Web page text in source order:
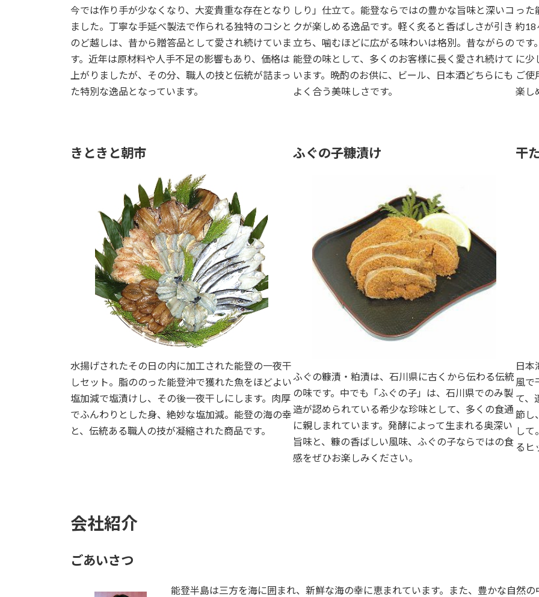
今では作り手が少なくなり、大変貴重な存在となり
ました。丁寧な手延べ製法で作られる独特のコシと
のど越しは、昔から贈答品として愛され続けていま
す。近年は原材料や人手不足の影響もあり、価格は
上がりましたが、その分、職人の技と伝統が詰まっ
た特別な逸品となっています。
しり」仕立て。能登ならではの豊かな旨味と深いコ
クが楽しめる逸品です。軽く炙ると香ばしさが引き
立ち、噛むほどに広がる味わいは格別。昔ながらの
能登の味として、多くのお客様に長く愛され続けて
います。晩酌のお供に、ビール、日本酒どちらにも
よく合う美味しさです。
った
約18
です
に少
ご使
楽し
きときと朝市
水揚げされたその日の内に加工された能登の一夜干
しセット。脂ののった能登沖で獲れた魚をほどよい
塩加減で塩漬けし、その後一夜干しにします。肉厚
でふんわりとした身、絶妙な塩加減。能登の海の幸
と、伝統ある職人の技が凝縮された商品です。
ふぐの子糠漬け
ふぐの糠漬・粕漬は、石川県に古くから伝わる伝統
の味です。中でも「ふぐの子」は、石川県でのみ製
造が認められている希少な珍味として、多くの食通
に親しまれています。発酵によって生まれる奥深い
旨味と、糠の香ばしい風味、ふぐの子ならではの食
感をぜひお楽しみください。
干
日本
風で
て、
節し
して
るヒ
会社紹介
ごあいさつ
能登半島は三方を海に囲まれ、新鮮な海の幸に恵まれています。また、豊かな自然